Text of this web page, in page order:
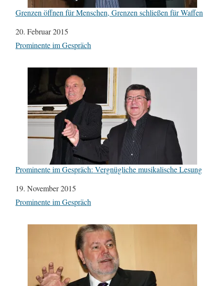
Grenzen öffnen für Menschen, Grenzen schließen für Waffen
Datum
20. Februar 2015
In Bezug auf
Prominente im Gespräch
Prominente im Gespräch: Vergnügliche musikalische Lesung
Datum
19. November 2015
In Bezug auf
Prominente im Gespräch